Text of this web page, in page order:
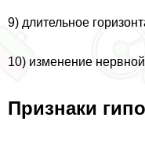
9) длительное
10) изменение
Признаки